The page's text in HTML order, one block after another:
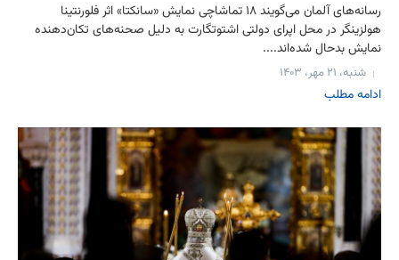
رسانه‌های آلمان می‌گویند ۱۸ تماشاچی نمایش «سانکتا» اثر فلورنتینا
هولزینگر در محل اپرای دولتی اشتوتگارت به دلیل صحنه‌های تکان‌دهنده
نمایش بدحال شده‌اند....
شنبه، ۲۱ مهر، ۱۴۰۳
ادامه مطلب